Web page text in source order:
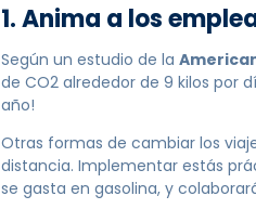
1. Anima a los
Según un estudio de la
de CO2 alrededor de 9 kilos por
año!
Otras formas de cambiar los
distancia. Implementar estás
se gasta en gasolina, y